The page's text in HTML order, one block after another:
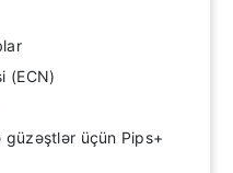
(ECN)
güzəştlər üçün Pips+